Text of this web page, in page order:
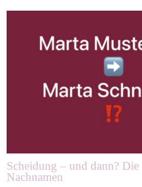
Scheidung – und dann? Die
Nachnamen